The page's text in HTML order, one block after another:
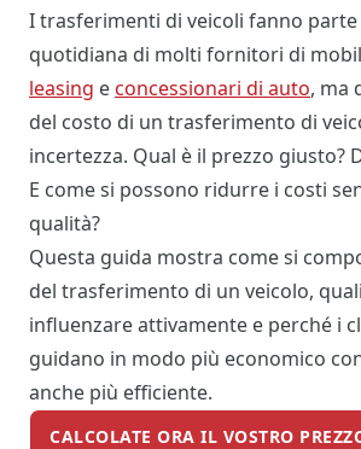
I trasferimenti di veicoli fanno
quotidiana di molti fornitori di
leasing econcessionari di auto, ma
del costo di un trasferimento di
incertezza. Qual è il prezzo giusto?
E come si possono ridurre i costi
qualità?
Questa guida mostra come si
del trasferimento di un veicolo,
influenzare attivamente e perché i
guidano in modo più economico
anche più efficiente.
CALCOLATE ORA IL VOSTRO